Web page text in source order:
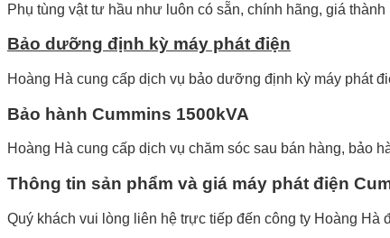
Phụ tùng vật tư hầu như luôn có sẵn, chính hãng, giá
Bảo dưỡng định kỳ máy phát điện
Hoàng Hà cung cấp dịch vụ bảo dưỡng định kỳ máy phát
Bảo hành Cummins 1500kVA
Hoàng Hà cung cấp dịch vụ chăm sóc sau bán hàng, bảo
Thông tin sản phẩm và giá máy phát điện
Quý khách vui lòng liên hệ trực tiếp đến công ty Hoàng Hà